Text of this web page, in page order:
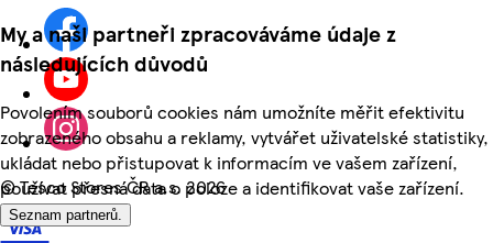
My a naši partneři zpracováváme údaje z
následujících důvodů
Povolením souborů cookies nám umožníte měřit efektivitu
zobrazeného obsahu a reklamy, vytvářet uživatelské statistiky,
ukládat nebo přistupovat k informacím ve vašem zařízení,
používat přesná data o poloze a identifikovat vaše zařízení.
Seznam partnerů.
©Tesco Stores ČR a.s. 2026